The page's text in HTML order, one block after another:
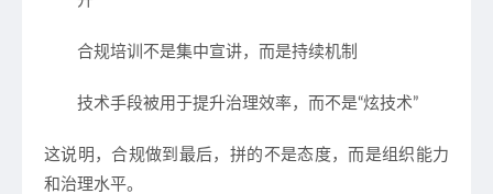
合规培训不是集中宣讲，而是持续机制
技术手段被用于提升治理效率，而不是“炫技术”
这说明，合规做到最后，拼的不是态度，而是组织能力
和治理水平。